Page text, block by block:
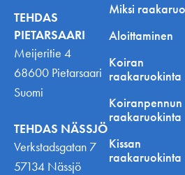
TEHDAS
PIETARSAARI
Meijeritie 4
68600 Pietarsaari
Suomi
TEHDAS NÄSSJÖ
Verkstadsgatan 7
57134 Nässjö
Miksi
Aloittaminen
Koiran
raakaruokinta
Koiranpennun
raakaruokinta
Kissan
raakaruokinta